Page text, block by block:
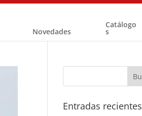
Novedades
Catálogo
s
Entradas recientes